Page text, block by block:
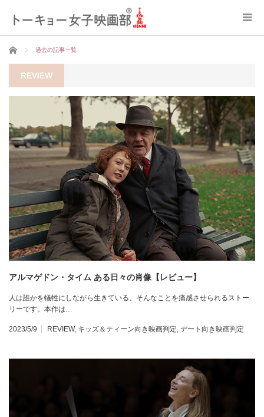
ホーム 過去の記事一覧
REVIEW
アルマゲドン・タイム ある日々の肖像【レビュー】
人は誰かを犠牲にしながら生きている、そんなことを痛感させられるストー
リーです。本作は…
2023/5/9 REVIEW, キッズ＆ティーン向き映画判定 デート向き映画判定